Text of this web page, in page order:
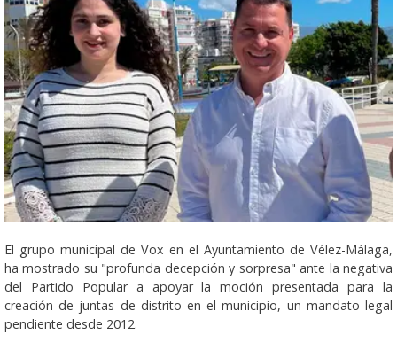
El grupo municipal de Vox en el Ayuntamiento de Vélez-Málaga,
ha mostrado su "profunda decepción y sorpresa" ante la negativa
del Partido Popular a apoyar la moción presentada para la
creación de juntas de distrito en el municipio, un mandato legal
pendiente desde 2012.